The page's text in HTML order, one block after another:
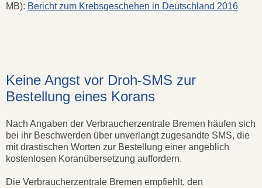
MB): Bericht zum Krebsgeschehen in Deutschland 2016
Keine Angst vor Droh-SMS zur
Bestellung eines Korans
Nach Angaben der Verbraucherzentrale Bremen häufen sich
bei ihr Beschwerden über unverlangt zugesandte SMS, die
mit drastischen Worten zur Bestellung einer angeblich
kostenlosen Koranübersetzung auffordern.
Die Verbraucherzentrale Bremen empfiehlt, den